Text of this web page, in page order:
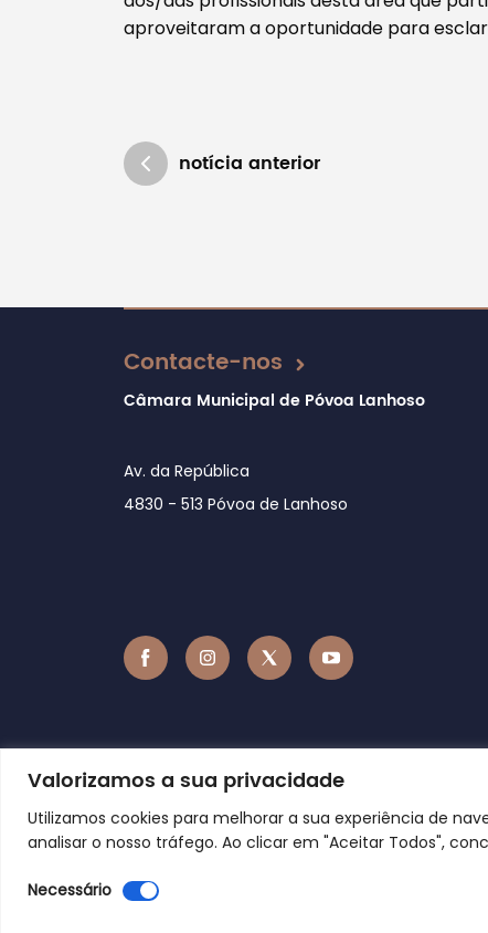
Valorizamos a sua privacidade
Utilizamos cookies para melhorar a sua experiência de
analisar o nosso tráfego. Ao clicar em "Aceitar Todos",
Necessário
aproveitaram a oportunidade para
notícia anterior
Atualizado em 16/12/2024
Contacte-nos
Câmara Municipal de Póvoa Lanhoso
Av. da República
4830 - 513 Póvoa de Lanhoso